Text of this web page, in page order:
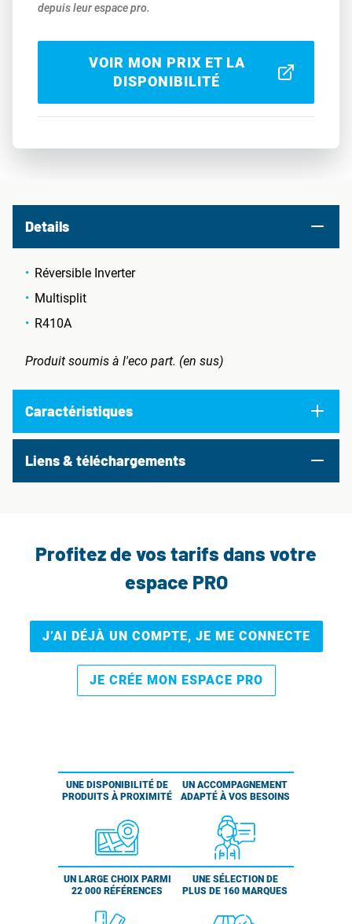
depuis leur espace pro.
VOIR MON PRIX ET LA
DISPONIBILITÉ
Details
Réversible Inverter
Multisplit
R410A
Produit soumis à l'eco part. (en sus)
Caractéristiques
Liens & téléchargements
Profitez de vos tarifs dans votre
espace PRO
J’AI DÉJÀ UN COMPTE, JE ME CONNECTE
JE CRÉE MON ESPACE PRO
UNE DISPONIBILITÉ DE
PRODUITS À PROXIMITÉ
UN ACCOMPAGNEMENT
ADAPTÉ À VOS BESOINS
UN LARGE CHOIX PARMI
22 000 RÉFÉRENCES
UNE SÉLECTION DE
PLUS DE 160 MARQUES